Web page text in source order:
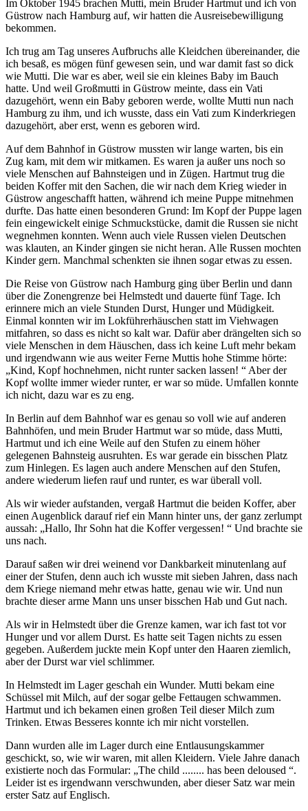
Im Oktober 1945 brachen Mutti, mein Bruder Hartmut und ich von
Güstrow nach Hamburg auf, wir hatten die Ausreisebewilligung
bekommen.
Ich trug am Tag unseres Aufbruchs alle Kleidchen übereinander, die
ich besaß, es mögen fünf gewesen sein, und war damit fast so dick
wie Mutti. Die war es aber, weil sie ein kleines Baby im Bauch
hatte. Und weil Großmutti in Güstrow meinte, dass ein Vati
dazugehört, wenn ein Baby geboren werde, wollte Mutti nun nach
Hamburg zu ihm, und ich wusste, dass ein Vati zum Kinderkriegen
dazugehört, aber erst, wenn es geboren wird.
Auf dem Bahnhof in Güstrow mussten wir lange warten, bis ein
Zug kam, mit dem wir mitkamen. Es waren ja außer uns noch so
viele Menschen auf Bahnsteigen und in Zügen. Hartmut trug die
beiden Koffer mit den Sachen, die wir nach dem Krieg wieder in
Güstrow angeschafft hatten, während ich meine Puppe mitnehmen
durfte. Das hatte einen besonderen Grund: Im Kopf der Puppe lagen
fein eingewickelt einige Schmuckstücke, damit die Russen sie nicht
wegnehmen konnten. Wenn auch viele Russen vielen Deutschen
was klauten, an Kinder gingen sie nicht heran. Alle Russen mochten
Kinder gern. Manchmal schenkten sie ihnen sogar etwas zu essen.
Die Reise von Güstrow nach Hamburg ging über Berlin und dann
über die Zonengrenze bei Helmstedt und dauerte fünf Tage. Ich
erinnere mich an viele Stunden Durst, Hunger und Müdigkeit.
Einmal konnten wir im Lokführerhäuschen statt im Viehwagen
mitfahren, so dass es nicht so kalt war. Dafür aber drängelten sich so
viele Menschen in dem Häuschen, dass ich keine Luft mehr bekam
und irgendwann wie aus weiter Ferne Muttis hohe Stimme hörte:
Kind, Kopf hochnehmen, nicht runter sacken lassen!
Aber der
Kopf wollte immer wieder runter, er war so müde. Umfallen konnte
ich nicht, dazu war es zu eng.
In Berlin auf dem Bahnhof war es genau so voll wie auf anderen
Bahnhöfen, und mein Bruder Hartmut war so müde, dass Mutti,
Hartmut und ich eine Weile auf den Stufen zu einem höher
gelegenen Bahnsteig ausruhten. Es war gerade ein bisschen Platz
zum Hinlegen. Es lagen auch andere Menschen auf den Stufen,
andere wiederum liefen rauf und runter, es war überall voll.
Als wir wieder aufstanden, vergaß Hartmut die beiden Koffer, aber
einen Augenblick darauf rief ein Mann hinter uns, der ganz zerlumpt
aussah:
Hallo, Ihr Sohn hat die Koffer vergessen!
Und brachte sie
uns nach.
Darauf saßen wir drei weinend vor Dankbarkeit minutenlang auf
einer der Stufen, denn auch ich wusste mit sieben Jahren, dass nach
dem Kriege niemand mehr etwas hatte, genau wie wir. Und nun
brachte dieser arme Mann uns unser bisschen Hab und Gut nach.
Als wir in Helmstedt über die Grenze kamen, war ich fast tot vor
Hunger und vor allem Durst. Es hatte seit Tagen nichts zu essen
gegeben. Außerdem juckte mein Kopf unter den Haaren ziemlich,
aber der Durst war viel schlimmer.
In Helmstedt im Lager geschah ein Wunder. Mutti bekam eine
Schüssel mit Milch, auf der sogar gelbe Fettaugen schwammen.
Hartmut und ich bekamen einen großen Teil dieser Milch zum
Trinken. Etwas Besseres konnte ich mir nicht vorstellen.
Dann wurden alle im Lager durch eine Entlausungskammer
geschickt, so, wie wir waren, mit allen Kleidern. Viele Jahre danach
existierte noch das Formular:
The child ........ has been deloused
.
Leider ist es irgendwann verschwunden, aber dieser Satz war mein
erster Satz auf Englisch.